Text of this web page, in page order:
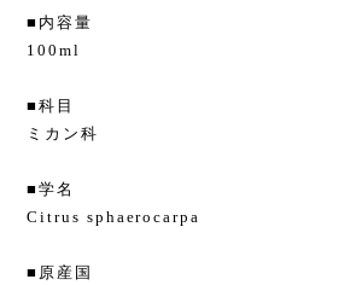
■内容量
100ml
■科目
ミカン科
■学名
Citrus sphaerocarpa
■原産国